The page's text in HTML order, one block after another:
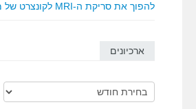
להפוך את סריקת ה-MRI לקונצרט של מוזיקה קלאסית
ארכיונים
ארכיונים